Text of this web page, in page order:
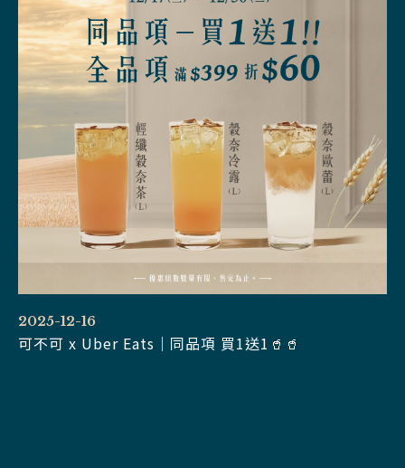
2025-12-16
可不可 x Uber Eats｜同品項 買1送1🥤🥤